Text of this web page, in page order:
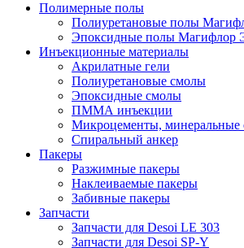
Полимерные полы
Полиуретановые полы
Эпоксидные полы Магифлор
Инъекционные материалы
Акрилатные гели
Полиуретановые смолы
Эпоксидные смолы
ПММА инъекции
Микроцементы, минеральные
Спиральный анкер
Пакеры
Разжимные пакеры
Наклеиваемые пакеры
Забивные пакеры
Запчасти
Запчасти для Desoi LE 303
Запчасти для Desoi SP-Y